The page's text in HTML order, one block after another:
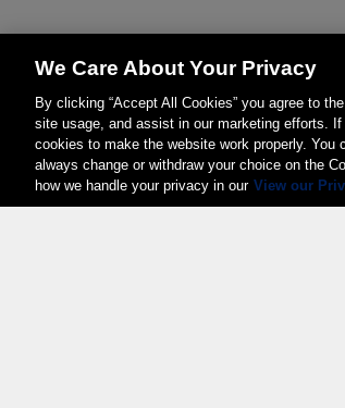
We Care About Your Privacy
By clicking “Accept All Cookies” you agree to
site usage, and assist in our marketing efforts.
cookies to make the website work properly.
always change or withdraw your choice on the
how we handle your privacy in our View our